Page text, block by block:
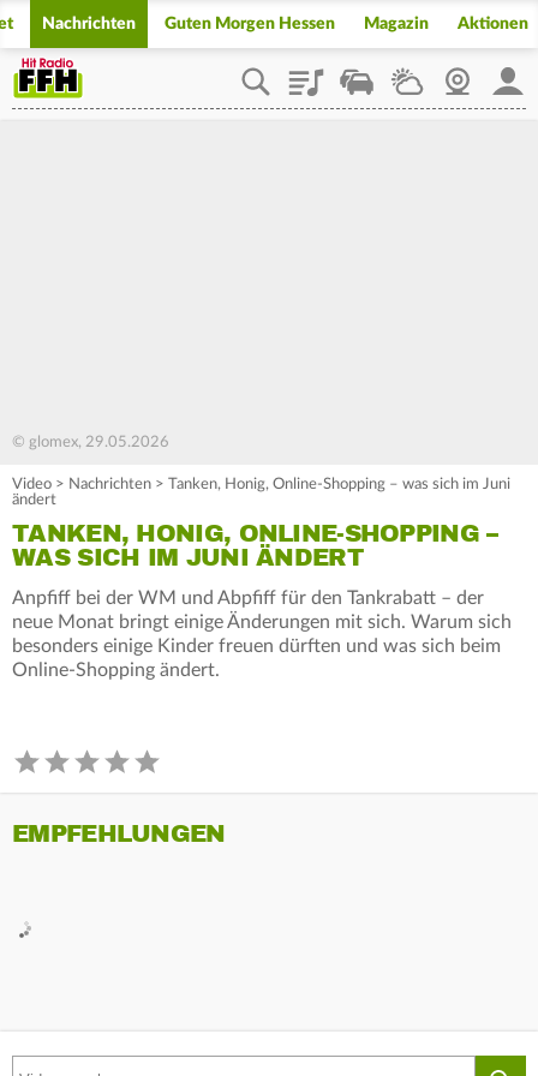
Nachrichten Guten Morgen Hessen Magazin Aktionen
PlaylistStaupilotWetterWebcam
© glomex, 29.05.2026
Video > Nachrichten > Tanken, Honig, Online-Shopping – was sich im Juni
ändert
TANKEN, HONIG, ONLINE-SHOPPING –
WAS SICH IM JUNI ÄNDERT
Anpfiff bei der WM und Abpfiff für den Tankrabatt – der
neue Monat bringt einige Änderungen mit sich. Warum sich
besonders einige Kinder freuen dürften und was sich beim
Online-Shopping ändert.
EMPFEHLUNGEN